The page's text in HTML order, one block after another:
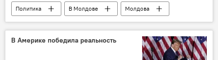
Политика В Молдове
Молдова
Майя Санду
Дональд Трамп
В Америке победила реальность